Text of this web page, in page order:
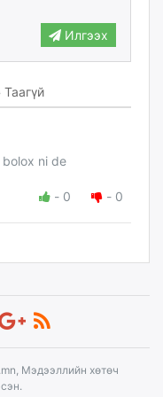
Илгээх
Таагүй
ni de
- 0 - 0
Мэдээллийн хөтөч